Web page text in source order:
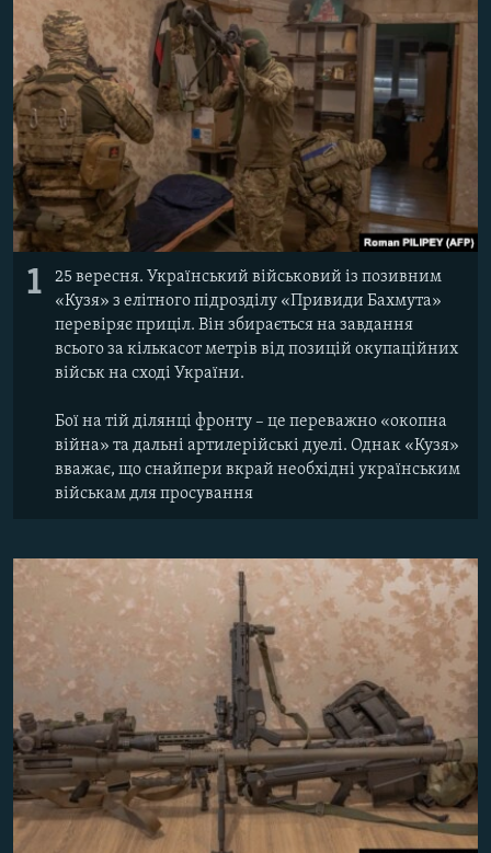
ВІДЕОУРОКИ «ELIFBE»
СВІДЧЕННЯ ОКУПАЦІЇ
УКРАЇНСЬКА ПРОБЛЕМА КРИМУ
ІНФОГРАФІКА
Русский
Qırımtatar
ДОЛУЧАЙСЯ!
Усі сайти RFE/RL
1
25 вересня. Український військовий із позивним
«Кузя» з елітного підрозділу «Привиди Бахмута»
перевіряє приціл. Він збирається на завдання
всього за кількасот метрів від позицій окупаційних
військ на сході України.
Бої на тій ділянці фронту – це переважно «окопна
війна» та дальні артилерійські дуелі. Однак «Кузя»
вважає, що снайпери вкрай необхідні українським
військам для просування